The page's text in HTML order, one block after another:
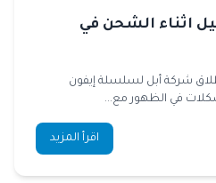
اثناء الشحن في
شركة أبل لسلسلة إيفون
اقرأ المزيد